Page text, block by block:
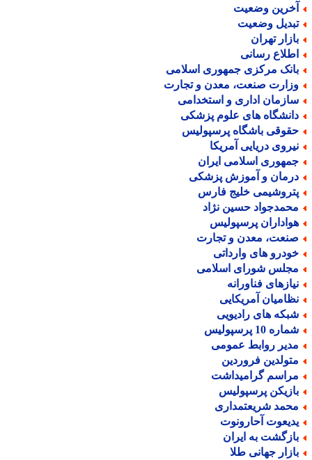
وضعیت
وضعیت
تهران
رسانی
مرکزی جمهوری اسلامی
صنعت، معدن و تجارت
اداری و استخدامی
های علوم پزشکی
باشگاه پرسپولیس
دریایی آمریکا
اسلامی ایران
و آموزش پزشکی
خلیج فارس
حسین نژاد
پرسپولیس
معدن و تجارت
های وارداتی
شورای اسلامی
فناورانه
آمریکایی
های رادیویی
10 پرسپولیس
روابط عمومی
فروردین
گرامیداشت
پرسپولیس
شریعتمداری
آحارونوت
به ایران
جهانی طلا